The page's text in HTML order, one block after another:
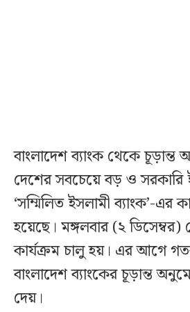
বাংলাদেশ ব্যাংক থেকে
দেশের সবচেয়ে বড় ও সরকারি
‘সম্মিলিত ইসলামী ব্যাংক’-এর
হয়েছে। মঙ্গলবার (২ ডিসেম্বর)
কার্যক্রম চালু হয়। এর আগে
বাংলাদেশ ব্যাংকের চূড়ান্ত
দেয়।